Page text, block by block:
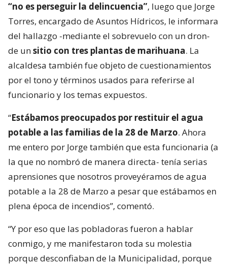
“no es perseguir la delincuencia”, luego que Jorge
Torres, encargado de Asuntos Hídricos, le informara
del hallazgo -mediante el sobrevuelo con un dron-
de unsitio con tres plantas de marihuana. La
alcaldesa también fue objeto de cuestionamientos
por el tono y términos usados para referirse al
funcionario y los temas expuestos.
“Estábamos preocupados por restituir el agua
potable a las familias de la 28 de Marzo. Ahora
me entero por Jorge también que esta funcionaria (a
la que no nombró de manera directa- tenía serias
aprensiones que nosotros proveyéramos de agua
potable a la 28 de Marzo a pesar que estábamos en
plena época de incendios”, comentó.
“Y por eso que las pobladoras fueron a hablar
conmigo, y me manifestaron toda su molestia
porque desconfiaban de la Municipalidad, porque